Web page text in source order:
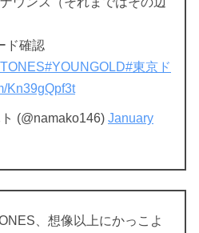
ド確認
#YOUNGOLD#東京ド
Kn39gQpf3t
(@namako146) January
、想像以上にかっこよ